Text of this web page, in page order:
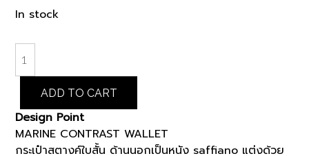
In stock
MARINE
WALLET
(K8101409)
quantity
ADD TO CART
Design Point
MARINE CONTRAST WALLET
กระเป๋าสตางค์ใบสั้น ด้านนอกเป็นหนัง saffiano แต่งด้วย